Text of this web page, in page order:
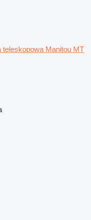
teleskopowa Manitou MT